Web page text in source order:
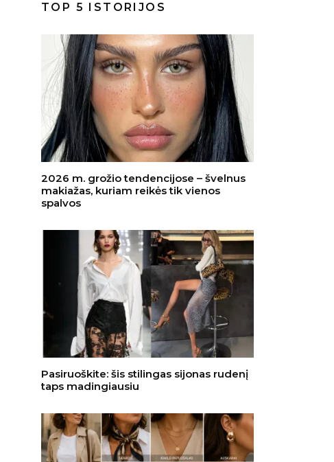
TOP 5 ISTORIJOS
2026 m. grožio tendencijose – švelnus
makiažas, kuriam reikės tik vienos
spalvos
Pasiruoškite: šis stilingas sijonas rudenį
taps madingiausiu